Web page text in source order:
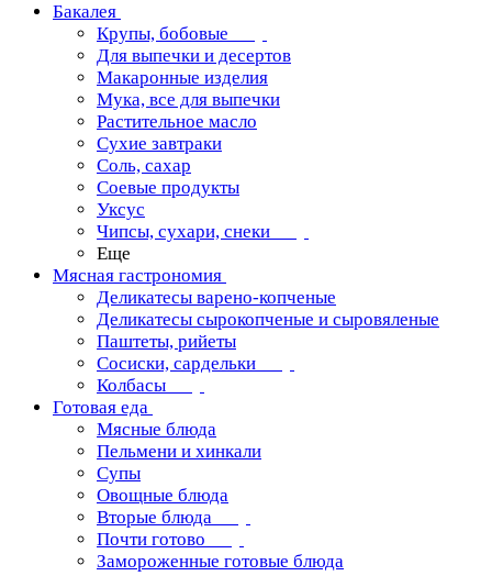
Бакалея
Крупы, бобовые
Для выпечки и десертов
Макаронные изделия
Мука, все для выпечки
Растительное масло
Сухие завтраки
Соль, сахар
Соевые продукты
Уксус
Чипсы, сухари, снеки
Еще
Мясная гастрономия
Деликатесы варено-копченые
Деликатесы сырокопченые и сыровяленые
Паштеты, рийеты
Сосиски, сардельки
Колбасы
Готовая еда
Мясные блюда
Пельмени и хинкали
Супы
Овощные блюда
Вторые блюда
Почти готово
Замороженные готовые блюда